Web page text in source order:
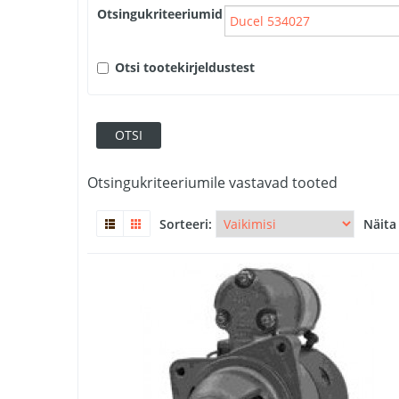
Otsingukriteeriumid
Otsi tootekirjeldustest
Otsingukriteeriumile vastavad tooted
Sorteeri: Näita